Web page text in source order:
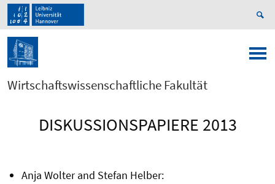
Wirtschaftswissenschaftliche Fakultät
DISKUSSIONSPAPIERE 2013
Anja Wolter and Stefan Helber: